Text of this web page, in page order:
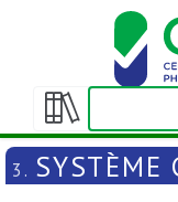
Afficher/masquer
la
table
3. SYSTÈME